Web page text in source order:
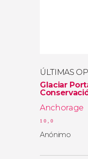
ÚLTIMAS
Glaciar
Anchorage
10,0
Anónimo